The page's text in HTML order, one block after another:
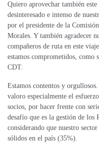
Quiero aprovechar también
desinteresado e intenso de
por el presidente de la
Morales. Y también agradecer
compañeros de ruta en este
estamos comprometidos, como
CDT.
Estamos contentos y
valoro especialmente el
socios, por hacer frente con
desafío que es la gestión de los
considerando que nuestro
sólidos en el país (35%).